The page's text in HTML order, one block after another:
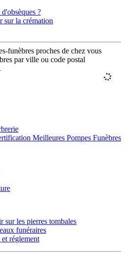
?
sur la crémation
funèbres proches de chez vous
par ville ou code postal
Meilleures Pompes Funèbres
sur les pierres tombales
funéraires
réglement